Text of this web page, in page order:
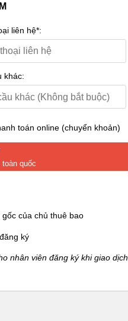
liên hệ*:
khác:
toán online (chuyển khoản)
quốc
của chủ thuê bao
ký
nhân viên đăng ký khi giao dịch